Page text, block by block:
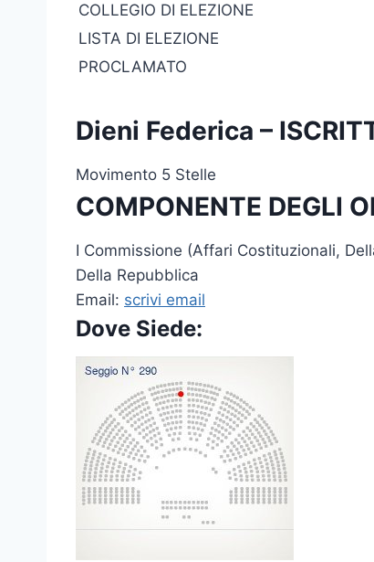
COLLEGIO DI ELEZIONE
LISTA DI ELEZIONE
PROCLAMATO
Dieni Federica –
Movimento 5 Stelle
COMPONENTE DEGLI
I Commissione (Affari Costituzionali,
Della Repubblica
Email: scrivi email
Dove Siede: